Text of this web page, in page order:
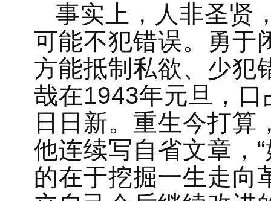
事实上，人非圣贤
可能不犯错误。勇于
方能抵制私欲、少犯
哉在1943年元旦，口
日日新。重生今打算
他连续写自省文章，
的在于挖掘一生走向